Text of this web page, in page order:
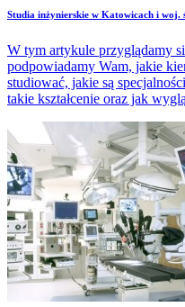
Studia inżynierskie w Katowicach i woj.
W tym artykule przyglądamy
podpowiadamy Wam, jakie
studiować, jakie są
takie kształcenie oraz jak